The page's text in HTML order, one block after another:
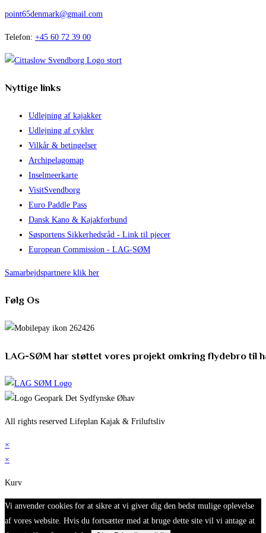
point65denmark@gmail.com
Telefon: +45 60 72 39 00
Nyttige links
Udlejning af kajakker
Udlejning af cykler
Vilkår & betingelser
Archipelagomap
Inselmeerkarte
VisitSvendborg
Euro Paddle Pass
Dansk Kano & Kajakforbund
Søsportens Sikkerhedsråd - Link til pjecer
European Commission - LAG-SØM
Samarbejdspartnere klik her
Følg Os
LAG-SØM har støttet vores projekt omkring flydebro til
All rights reserved Lifeplan Kajak & Friluftsliv
×
×
Kurv
Vi anvender cookies for at sikre at vi giver dig den bedst mulige oplevelse
af vores website. Hvis du fortsætter med at bruge dette site vil vi antage at